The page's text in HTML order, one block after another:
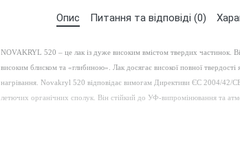
Опис Питання та відповіді (0)
NOVAKRYL 520 – це лак із дуже високим вмістом твердих частинок.
високим блиском та «глибиною». Лак досягає високої повної твердості
нагрівання. Novakryl 520 відповідає вимогам Директиви ЄС 2004/42/
летючих органічних сполук. Він стійкий до УФ-випромінювання та